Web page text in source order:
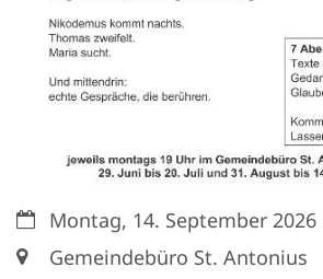
Datum:Montag, 14. September 2026
Ort:Gemeindebüro St. Antonius